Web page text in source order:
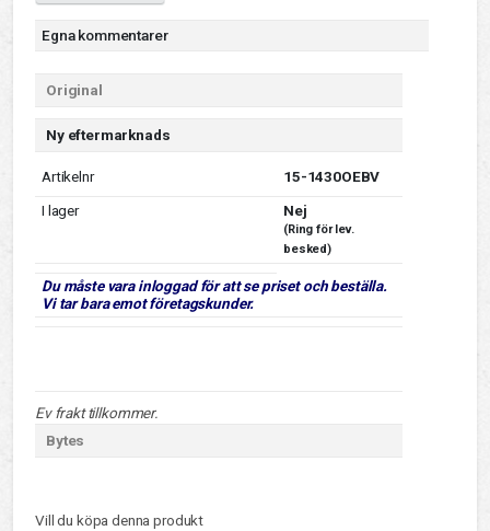
Egna kommentarer
Original
Ny eftermarknads
Artikelnr
15-1430OEBV
I lager
Nej
(Ring för lev.
besked)
Du måste vara inloggad för att se priset och beställa.
Vi tar bara emot företagskunder.
Ev frakt tillkommer.
Bytes
Vill du köpa denna produkt